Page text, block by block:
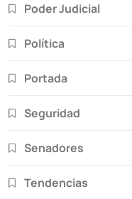
Poder Judicial
Política
Portada
Seguridad
Senadores
Tendencias